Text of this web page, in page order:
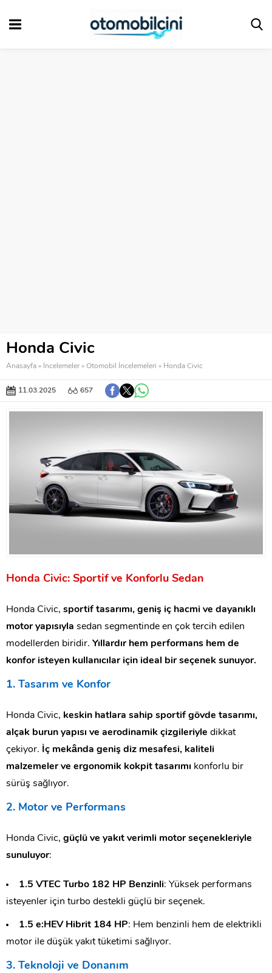
Honda Civic
Anasayfa » İncelemeler » Otomobil İncelemeleri » Honda Civic
11.03.2025 657
Honda Civic: Sportif ve Konforlu Sedan
Honda Civic, sportif tasarımı, geniş iç hacmi ve dayanıklı
motor yapısıyla sedan segmentinde en çok tercih edilen
modellerden biridir. Yıllardır hem performans hem de
konfor isteyen kullanıcılar için ideal bir seçenek sunuyor.
1. Tasarım ve Konfor
Honda Civic, keskin hatlara sahip sportif gövde tasarımı,
alçak burun yapısı ve aerodinamik çizgileriyle dikkat
çekiyor. İç mekânda geniş diz mesafesi, kaliteli
malzemeler ve ergonomik kokpit tasarımı konforlu bir
sürüş sağlıyor.
2. Motor ve Performans
Honda Civic, güçlü ve yakıt verimli motor seçenekleriyle
sunuluyor:
1.5 VTEC Turbo 182 HP Benzinli: Yüksek performans
isteyenler için turbo destekli güçlü bir seçenek.
1.5 e:HEV Hibrit 184 HP: Hem benzinli hem de elektrikli
motor ile düşük yakıt tüketimi sağlıyor.
3. Teknoloji ve Donanım